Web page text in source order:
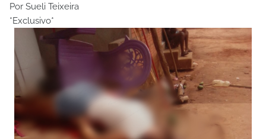
Por Sueli Teixeira
*Exclusivo*